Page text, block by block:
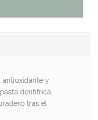
antioxidante y
dentífrica
tras el